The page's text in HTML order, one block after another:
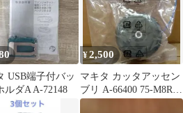
USB端子付バッ
ルダA A-72148
¥2,500
マキタ カッタアッセン
ブリ A-66400 75-M8Rセ
ット品 MUR100D